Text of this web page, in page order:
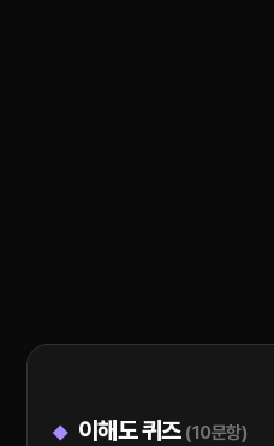
이해도 퀴즈 (10문항)